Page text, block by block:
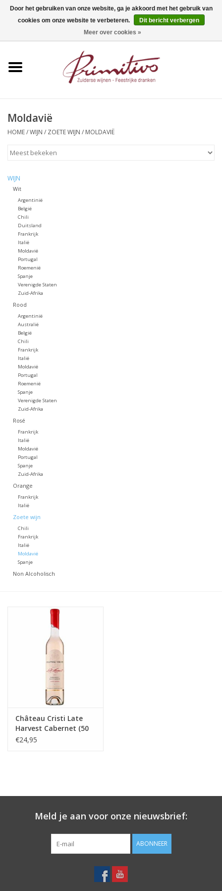
0 Artikelen - €0,00
Apero
Sterkedrank
Bier
Koffie
Olijfolie
Moldavië
HOME/WIJN / ZOETE WIJN / MOLDAVIË
WIJN
Wit
Argentinië
België
Chili
Duitsland
Frankrijk
Italië
Moldavië
Portugal
Roemenië
Spanje
Verenigde Staten
Zuid-Afrika
Rood
Argentinië
Australië
België
Chili
Frankrijk
Italië
Moldavië
Portugal
Roemenië
Spanje
Verenigde Staten
Zuid-Afrika
Rosé
Frankrijk
Italië
Moldavië
Portugal
Spanje
Zuid-Afrika
Orange
Frankrijk
Italië
Zoete wijn
Chili
Frankrijk
Italië
Moldavië
Spanje
Non Alcoholisch
Château Cristi Late
Harvest Cabernet (50
cl)
€24,95
Meld je aan voor onze nieuwsbrief:
ABONNEER
Door het gebruiken van onze website, ga je akkoord met het gebruik van
cookies om onze website te verbeteren.
Dit bericht verbergen
Meer over cookies »